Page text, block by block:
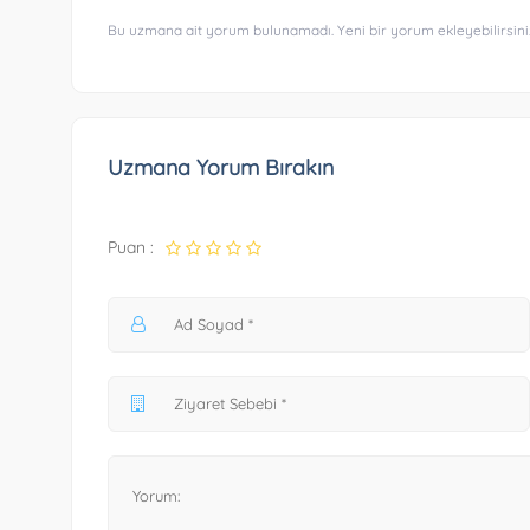
Bu uzmana ait yorum bulunamadı. Yeni bir yorum
Uzmana Yorum Bırakın
Puan :